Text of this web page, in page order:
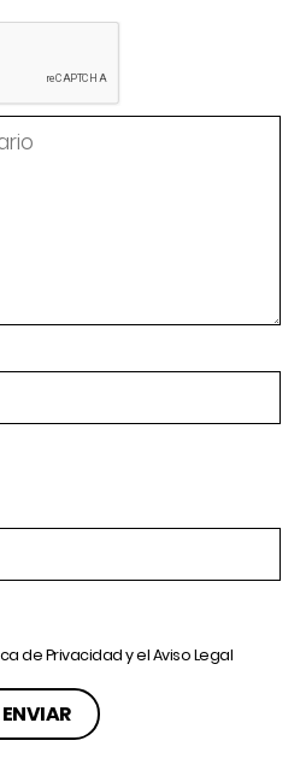
de Privacidady elAviso Legal